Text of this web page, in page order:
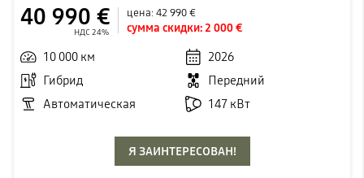
40 990 €
НДС 24%
цена:42 990 €
сумма скидки:2 000 €
10 000 км
2026
Гибрид
Передний
Автоматическая
147 кВт
Я ЗАИНТЕРЕСОВАН!